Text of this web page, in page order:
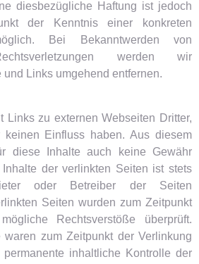
diesbezügliche Haftung ist jedoch
der Kenntnis einer konkreten
Bei Bekanntwerden von
werden wir
Links umgehend entfernen.
Links zu externen Webseiten Dritter,
Einfluss haben. Aus diesem
diese Inhalte auch keine Gewähr
der verlinkten Seiten ist stets
oder Betreiber der Seiten
Seiten wurden zum Zeitpunkt
Rechtsverstöße überprüft.
waren zum Zeitpunkt der Verlinkung
inhaltliche Kontrolle der